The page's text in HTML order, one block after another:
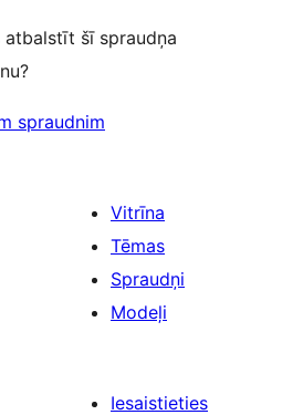
atbalstīt šī spraudņa
spraudnim
Vitrīna
Tēmas
Spraudņi
Modeļi
Iesaistieties